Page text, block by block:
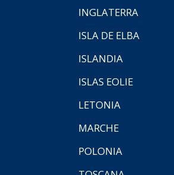
INGLATERRA
ISLA DE ELBA
ISLANDIA
ISLAS EOLIE
LETONIA
MARCHE
POLONIA